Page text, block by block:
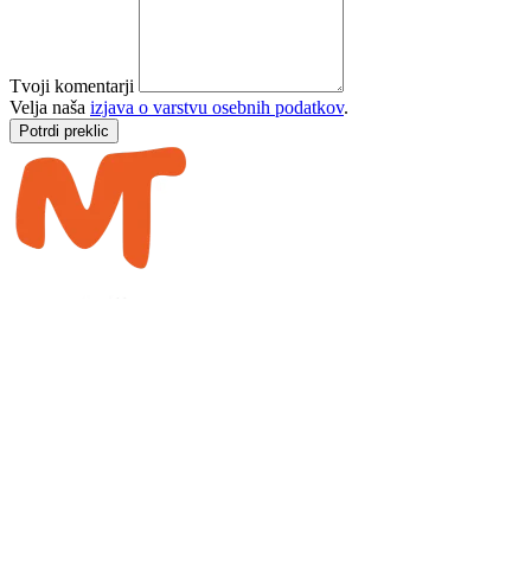
Tvoji komentarji
Velja naša izjava o varstvu osebnih podatkov.
Potrdi preklic